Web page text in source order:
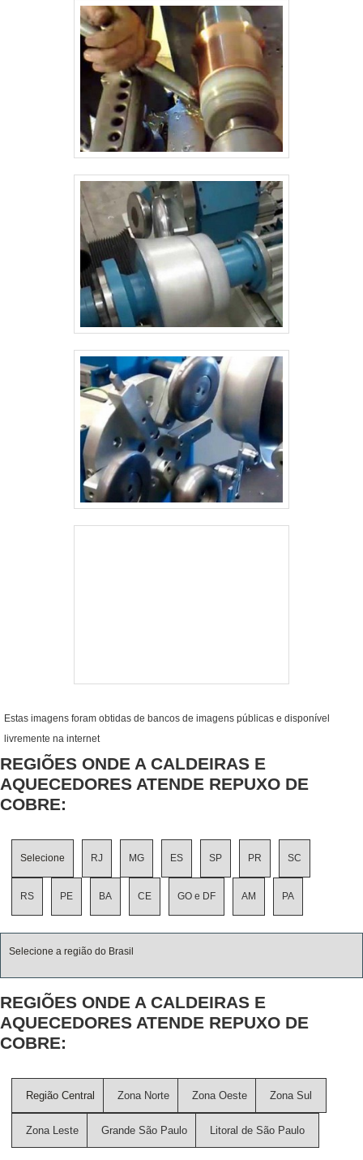
Estas imagens foram obtidas de bancos de imagens públicas e disponível
livremente na internet
REGIÕES ONDE A CALDEIRAS E
AQUECEDORES ATENDE REPUXO DE
COBRE:
Selecione RJ MG ES SP PR SC
RS PE BA CE GO e DF AM PA
Selecione a região do Brasil
REGIÕES ONDE A CALDEIRAS E
AQUECEDORES ATENDE REPUXO DE
COBRE:
Região Central Zona Norte Zona Oeste Zona Sul
Zona Leste Grande São Paulo Litoral de São Paulo